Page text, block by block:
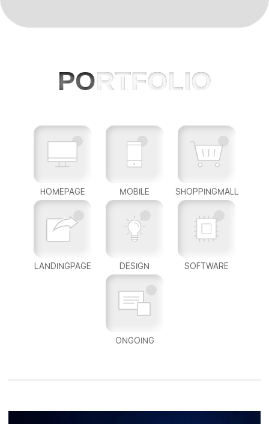
PORTFOLIO
HOMEPAGE MOBILE SHOPPINGMALL
LANDINGPAGE DESIGN SOFTWARE
ONGOING